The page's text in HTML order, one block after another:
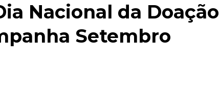
Nacional da Doação
Setembro